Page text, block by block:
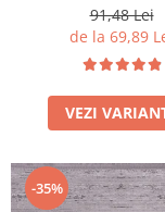
91,48 Lei
de la 69,89
VEZI
-35%